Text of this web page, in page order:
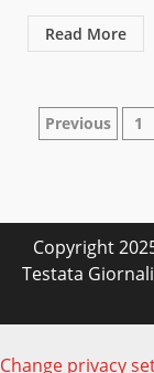
Read More
articoli
Previous 1
Copyright
Testata
Change privacy